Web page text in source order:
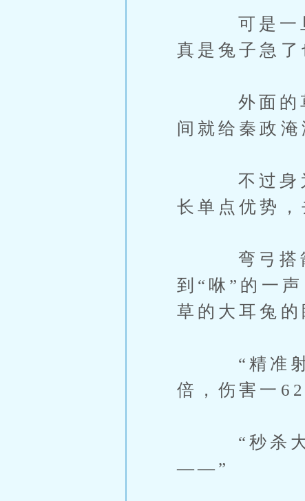
可是一旦
真是兔子急了
外面的草
间就给秦政淹
不过身为
长单点优势，
弯弓搭箭
到“咻”的一
草的大耳兔的
“精准射击
倍，伤害一
“秒杀大耳
——”